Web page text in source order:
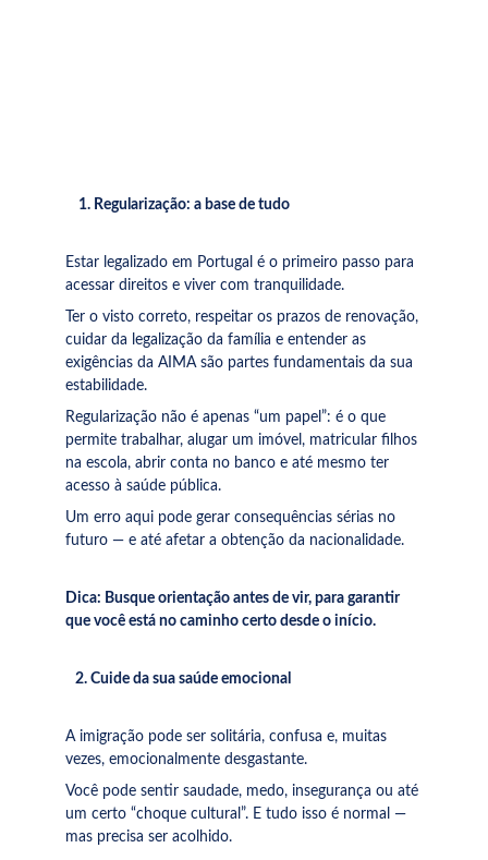
1. Regularização: a base de tudo
Estar legalizado em Portugal é o primeiro passo para
acessar direitos e viver com tranquilidade.
Ter o visto correto, respeitar os prazos de renovação,
cuidar da legalização da família e entender as
exigências da AIMA são partes fundamentais da sua
estabilidade.
Regularização não é apenas “um papel”: é o que
permite trabalhar, alugar um imóvel, matricular filhos
na escola, abrir conta no banco e até mesmo ter
acesso à saúde pública.
Um erro aqui pode gerar consequências sérias no
futuro — e até afetar a obtenção da nacionalidade.
Dica: Busque orientação antes de vir, para garantir
que você está no caminho certo desde o início.
   2. Cuide da sua saúde emocional
A imigração pode ser solitária, confusa e, muitas
vezes, emocionalmente desgastante.
Você pode sentir saudade, medo, insegurança ou até
um certo “choque cultural”. E tudo isso é normal —
mas precisa ser acolhido.